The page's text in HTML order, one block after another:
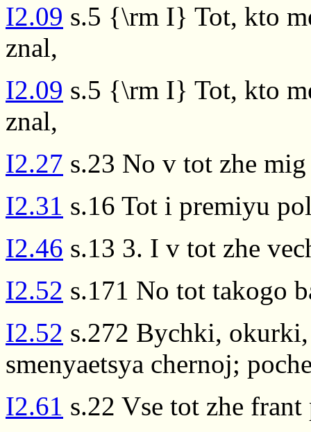
I2.09 s.5 {\rm I} Tot, kto
znal,
I2.09 s.5 {\rm I} Tot, kto
znal,
I2.27 s.23 No v tot zhe
I2.31 s.16 Tot i premiyu
I2.46 s.13 3. I v tot zhe
I2.52 s.171 No tot takogo
I2.52 s.272 Bychki, okurki,
smenyaetsya chernoj;
I2.61 s.22 Vse tot zhe frant